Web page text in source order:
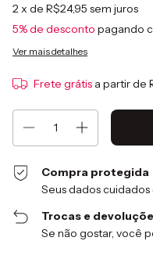
2 x de R$24,95 sem juros
5% de desconto pagando
Ver mais detalhes
Frete grátis a partir de
Compra protegida
Seus dados
Trocas e
Se não gostar, você